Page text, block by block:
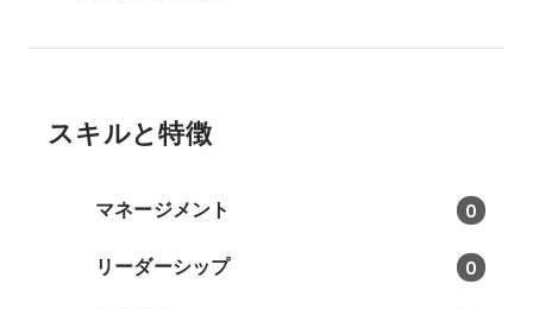
スキルと特徴
マネージメント 0
リーダーシップ 0